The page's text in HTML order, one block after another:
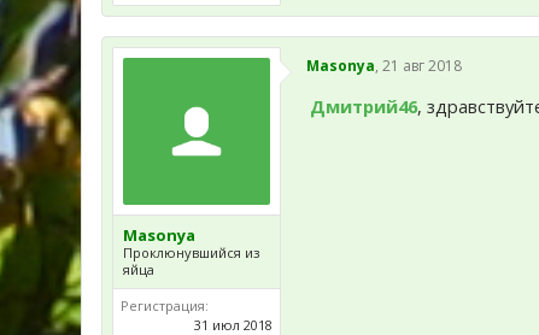
Masonya
Проклюнувшийся из
яйца
Регистрация:
31 июл 2018
Masonya, 21 авг 2018
Дмитрий46,